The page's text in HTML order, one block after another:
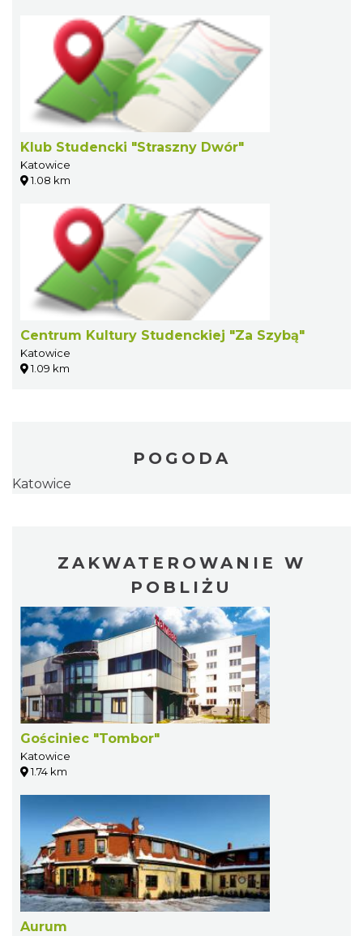
Klub Studencki "Straszny Dwór"
Katowice
1.08 km
Centrum Kultury Studenckiej "Za Szybą"
Katowice
1.09 km
POGODA
Katowice
ZAKWATEROWANIE W
POBLIŻU
Gościniec "Tombor"
Katowice
1.74 km
Aurum